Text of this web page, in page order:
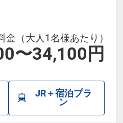
金（大人1名様あたり）
〜34,100円
JR＋宿泊プラ
ン